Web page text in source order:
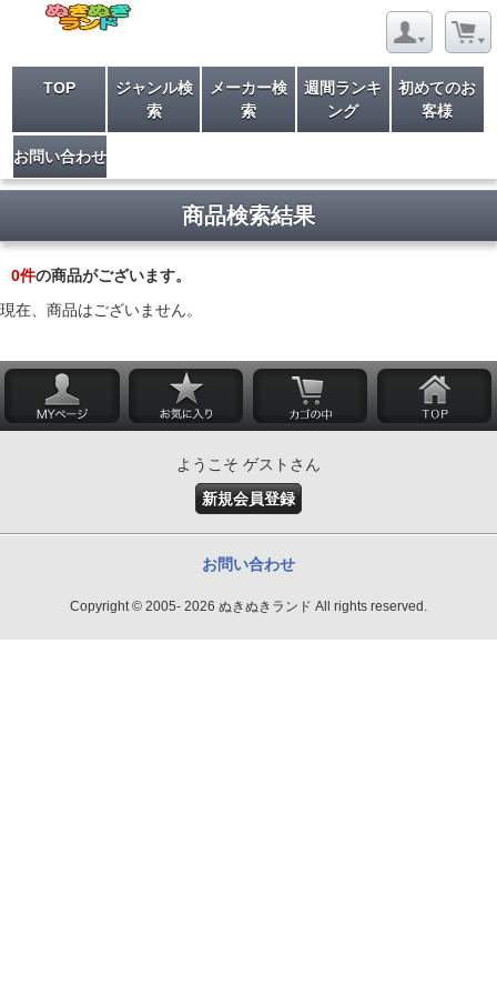
TOP
ジャンル検
索
メーカー検
索
週間ランキ
ング
初めてのお
客様
お問い合わせ
商品検索結果
0件の商品がございます。
現在、商品はございません。
ようこそ ゲストさん
新規会員登録
お問い合わせ
Copyright © 2005- 2026 ぬきぬきランド All rights reserved.